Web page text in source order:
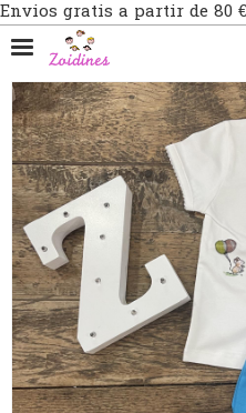
Envios gratis a partir de 80 €